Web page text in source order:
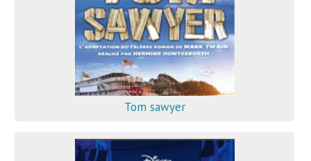
Tom sawyer